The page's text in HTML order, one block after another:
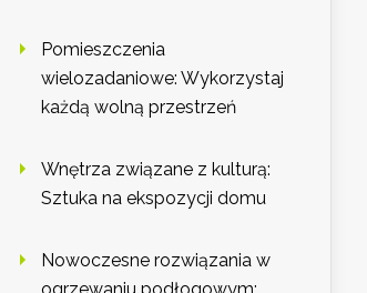
Pomieszczenia
wielozadaniowe: Wykorzystaj
każdą wolną przestrzeń
Wnętrza związane z kulturą:
Sztuka na ekspozycji domu
Nowoczesne rozwiązania w